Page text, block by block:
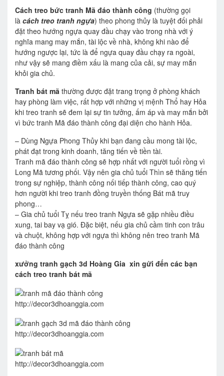
Cách treo bức tranh Mã đáo thành công (thường gọi
là cách treo tranh ngựa) theo phong thủy là tuyệt đối phải
đặt theo hướng ngựa quay đầu chạy vào trong nhà với ý
nghĩa mang may mắn, tài lộc về nhà, không khi nào để
hướng ngược lại, tức là để ngựa quay đầu chạy ra ngoài,
như vậy sẽ mang điềm xấu là mang của cải, sự may mắn
khỏi gia chủ.
Tranh bát mã thường được đặt trang trọng ở phòng khách
hay phòng làm việc, rất hợp với những vị mệnh Thổ hay Hỏa
khi treo tranh sẽ đem lại sự tin tưởng, ấm áp và may mắn bởi
vì bức tranh Mã đáo thành công đại diện cho hành Hỏa.
– Dùng Ngựa Phong Thủy khi bạn đang cầu mong tài lộc,
phát đạt trong kinh doanh, tăng tiến về tiền tài.
Tranh mã đáo thành công sẽ hợp nhất với người tuổi rồng vì
Long Mã tương phối. Vậy nên gia chủ tuổi Thìn sẽ thăng tiến
trong sự nghiệp, thành công nối tiếp thành công, cao quý
hơn người khi treo tranh đồng truyền thống Bát mã truy
phong…
– Gia chủ tuổi Tỵ nếu treo tranh Ngựa sẽ gặp nhiều điều
xung, tai bay vạ gió. Đặc biệt, nếu gia chủ cầm tinh con trâu
và chuột, không hợp với ngựa thì không nên treo tranh Mã
đáo thành công
xưởng tranh gạch 3d Hoàng Gia xin gửi đến các bạn
cách treo tranh bát mã
http://decor3dhoanggia.com
http://decor3dhoanggia.com
http://decor3dhoanggia.com